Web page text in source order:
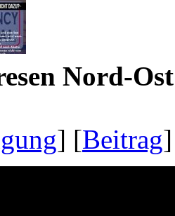
Nord-
] [Beitrag